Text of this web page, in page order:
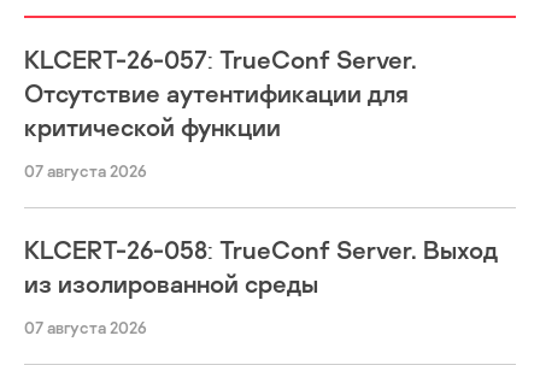
KLCERT-26-057: TrueConf Server.
Отсутствие аутентификации для
критической функции
07 августа 2026
KLCERT-26-058: TrueConf Server. Выход
из изолированной среды
07 августа 2026